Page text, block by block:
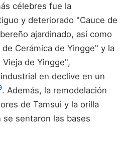
célebres fue la
y deteriorado "Cauce de
ajardinado, así como
Cerámica de Yingge" y la
de Yingge",
en declive en un
. Además, la remodelación
de Tamsui y la orilla
sentaron las bases